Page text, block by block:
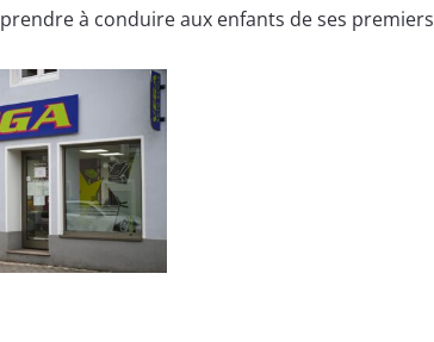
à conduire aux enfants de ses premiers